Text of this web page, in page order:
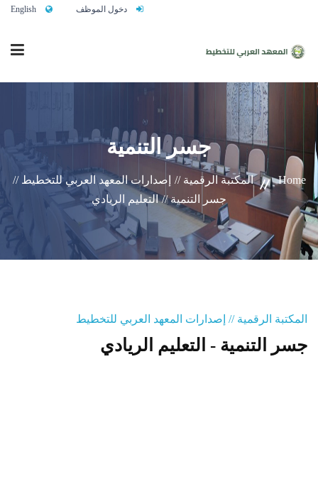
دخول الموظف English
الرئيسية
من نحن
خدماتنا
تواصلوا معنا
المنصة التدريبية
جسر التنمية
Home المكتبة الرقمية // إصدارات المعهد العربي للتخطيط //
جسر التنمية // التعليم الريادي
المكتبة الرقمية // إصدارات المعهد العربي للتخطيط
جسر التنمية - التعليم الريادي